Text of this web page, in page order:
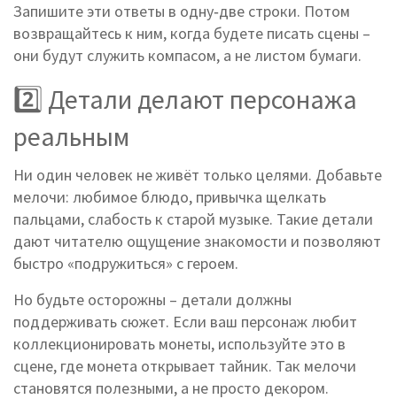
Запишите эти ответы в одну‑две строки. Потом
возвращайтесь к ним, когда будете писать сцены –
они будут служить компасом, а не листом бумаги.
2️⃣ Детали делают персонажа
реальным
Ни один человек не живёт только целями. Добавьте
мелочи: любимое блюдо, привычка щелкать
пальцами, слабость к старой музыке. Такие детали
дают читателю ощущение знакомости и позволяют
быстро «подружиться» с героем.
Но будьте осторожны – детали должны
поддерживать сюжет. Если ваш персонаж любит
коллекционировать монеты, используйте это в
сцене, где монета открывает тайник. Так мелочи
становятся полезными, а не просто декором.